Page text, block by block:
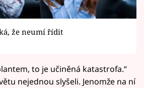
že neumí řídit
to je učiněná katastrofa.“
nejednou slyšeli. Jenomže na ní